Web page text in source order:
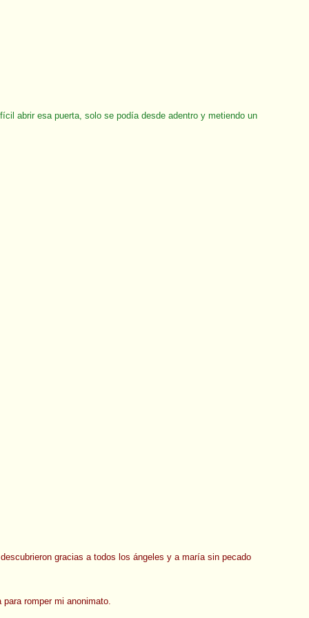
abrir esa puerta, solo se podía desde adentro y metiendo un
gracias a todos los ángeles y a maría sin pecado
romper mi anonimato.